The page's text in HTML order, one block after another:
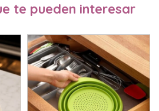
te pueden interesar